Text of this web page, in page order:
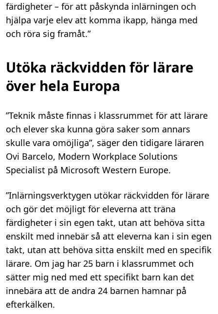
färdigheter – för att påskynda inlärningen och
hjälpa varje elev att komma ikapp, hänga med
och röra sig framåt.”
Utöka räckvidden för lärare
över hela Europa
”Teknik måste finnas i klassrummet för att lärare
och elever ska kunna göra saker som annars
skulle vara omöjliga”, säger den tidigare läraren
Ovi Barcelo, Modern Workplace Solutions
Specialist på Microsoft Western Europe.
”Inlärningsverktygen utökar räckvidden för lärare
och gör det möjligt för eleverna att träna
färdigheter i sin egen takt, utan att behöva sitta
enskilt med innebär så att eleverna kan i sin egen
takt, utan att behöva sitta enskilt med en specifik
lärare. Om jag har 25 barn i klassrummet och
sätter mig ned med ett specifikt barn kan det
innebära att de andra 24 barnen hamnar på
efterkälken.